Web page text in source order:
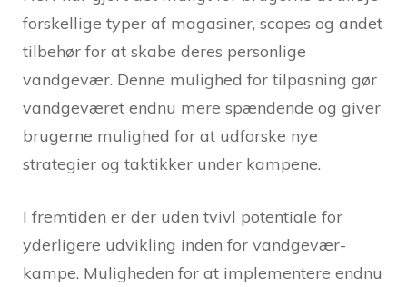
forskellige typer af magasiner, scopes og andet
tilbehør for at skabe deres personlige
vandgevær. Denne mulighed for tilpasning gør
vandgeværet endnu mere spændende og giver
brugerne mulighed for at udforske nye
strategier og taktikker under kampene.
I fremtiden er der uden tvivl potentiale for
yderligere udvikling inden for vandgevær-
kampe. Muligheden for at implementere endnu